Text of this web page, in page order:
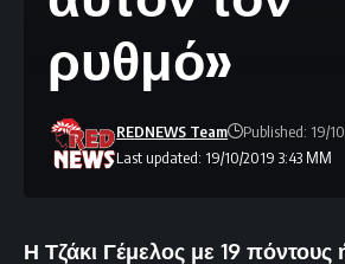
ρυθμό»
Last updated: 19/10/2019 3:43 ΜΜ
REDNEWS Team Published: 19/
Η Τζάκι Γέμελος με 19